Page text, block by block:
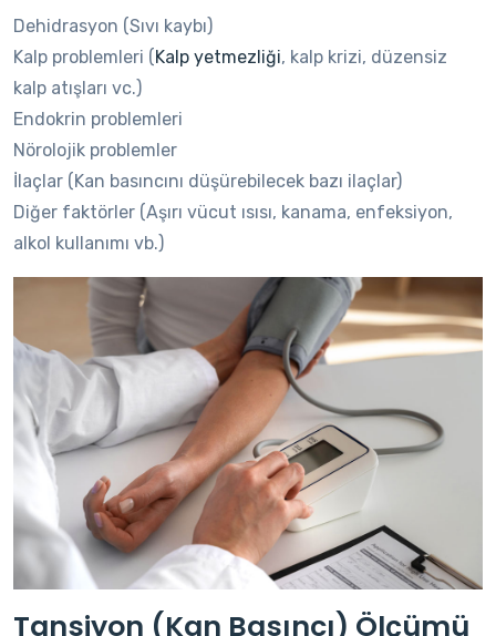
Dehidrasyon (Sıvı kaybı)
Kalp problemleri (Kalp yetmezliği, kalp krizi, düzensiz
kalp atışları vc.)
Endokrin problemleri
Nörolojik problemler
İlaçlar (Kan basıncını düşürebilecek bazı ilaçlar)
Diğer faktörler (Aşırı vücut ısısı, kanama, enfeksiyon,
alkol kullanımı vb.)
Tansiyon (Kan Basıncı) Ölçümü